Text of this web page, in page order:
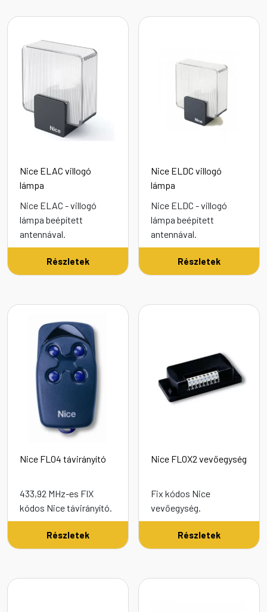
Nice ELAC villogó
lámpa
Nice ELAC - villogó
lámpa beépített
antennával.
Részletek
Nice ELDC villogó
lámpa
Nice ELDC - villogó
lámpa beépített
antennával.
Részletek
Nice FLO4 távirányító
433,92 MHz-es FIX
kódos Nice távirányító.
Részletek
Nice FLOX2 vevőegység
Fix kódos Nice
vevőegység.
Részletek